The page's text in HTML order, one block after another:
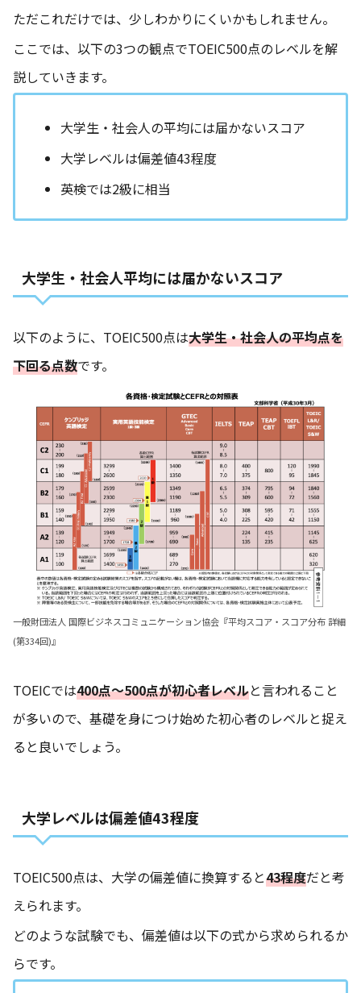
ただこれだけでは、少しわかりにくいかもしれません。
ここでは、以下の3つの観点でTOEIC500点のレベルを解
説していきます。
大学生・社会人の平均には届かないスコア
大学レベルは偏差値43程度
英検では2級に相当
大学生・社会人平均には届かないスコア
以下のように、TOEIC500点は大学生・社会人の平均点を
下回る点数です。
一般財団法人 国際ビジネスコミュニケーション協会『平均スコア・スコア分布 詳細
(第334回)』
TOEICでは400点〜500点が初心者レベルと言われること
が多いので、基礎を身につけ始めた初心者のレベルと捉え
ると良いでしょう。
大学レベルは偏差値43程度
TOEIC500点は、大学の偏差値に換算すると43程度だと考
えられます。
どのような試験でも、偏差値は以下の式から求められるか
らです。